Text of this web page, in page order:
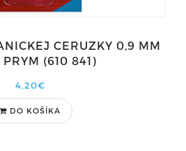
CERUZKY 0,9 MM
PRYM (610 841)
4,20€
DO KOŠÍKA